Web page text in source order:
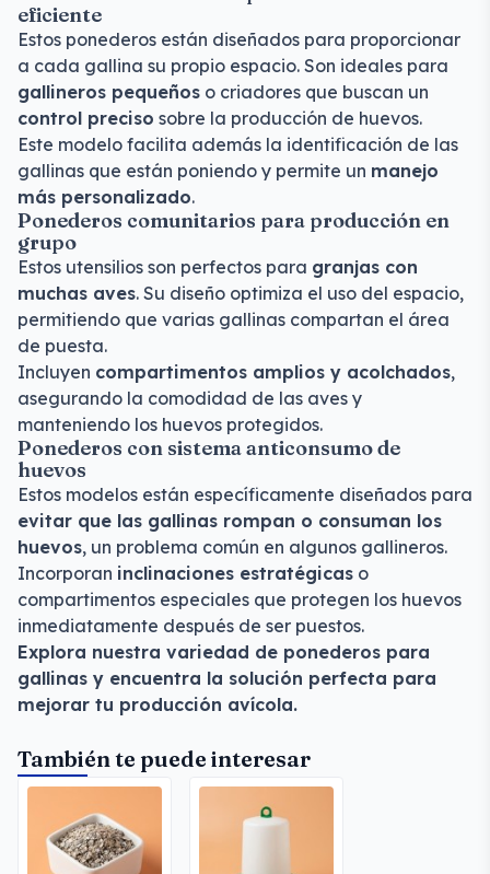
eficiente
Estos ponederos están diseñados para proporcionar
a cada gallina su propio espacio. Son ideales para
gallineros pequeños o criadores que buscan un
control preciso sobre la producción de huevos.
Este modelo facilita además la identificación de las
gallinas que están poniendo y permite un manejo
más personalizado.
Ponederos comunitarios para producción en
grupo
Estos utensilios son perfectos para granjas con
muchas aves. Su diseño optimiza el uso del espacio,
permitiendo que varias gallinas compartan el área
de puesta.
Incluyen compartimentos amplios y acolchados,
asegurando la comodidad de las aves y
manteniendo los huevos protegidos.
Ponederos con sistema anticonsumo de
huevos
Estos modelos están específicamente diseñados para
evitar que las gallinas rompan o consuman los
huevos, un problema común en algunos gallineros.
Incorporan inclinaciones estratégicas o
compartimentos especiales que protegen los huevos
inmediatamente después de ser puestos.
Explora nuestra variedad de ponederos para
gallinas y encuentra la solución perfecta para
mejorar tu producción avícola.
También te puede interesar